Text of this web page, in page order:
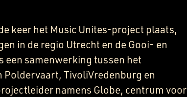
keer het Music Unites-project plaats,
in de regio Utrecht en de Gooi- en
een samenwerking tussen het
Poldervaart, TivoliVredenburg en
namens Globe, centrum voor